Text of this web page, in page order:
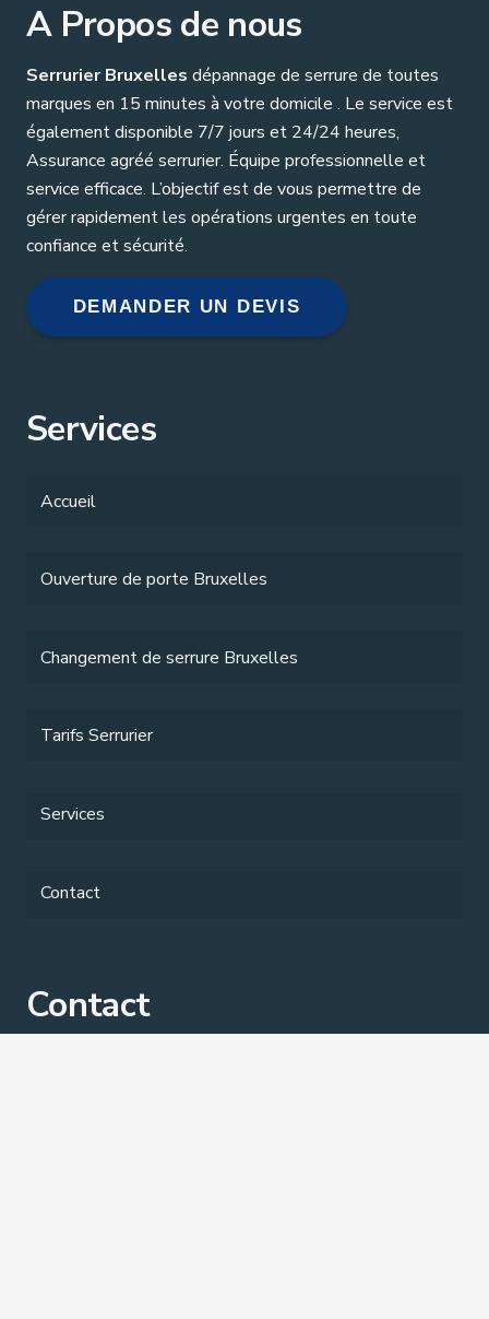
A Propos de nous
Serrurier Bruxelles dépannage de serrure de toutes
marques en 15 minutes à votre domicile . Le service est
également disponible 7/7 jours et 24/24 heures,
Assurance agréé serrurier. Équipe professionnelle et
service efficace. L’objectif est de vous permettre de
gérer rapidement les opérations urgentes en toute
confiance et sécurité.
DEMANDER UN DEVIS
Services
Accueil
Ouverture de porte Bruxelles
Changement de serrure Bruxelles
Tarifs Serrurier
Services
Contact
Contact